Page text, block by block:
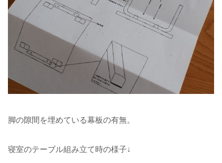
脚の隙間を埋めている幕板の有無。
寝室のテーブル組み立て時の様子↓